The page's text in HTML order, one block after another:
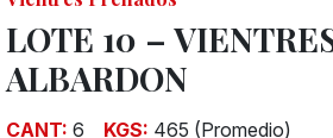
LOTE 10 –
ALBARDON
CANT: 6 KGS: 465 (Promedio)